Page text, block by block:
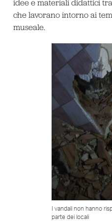
idee e materiali didattici
che lavorano intorno ai
museale.
I vandali non hanno
parte dei locali